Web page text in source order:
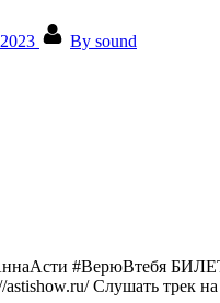
By sound
#ВерюВтебя
Слушать трек на